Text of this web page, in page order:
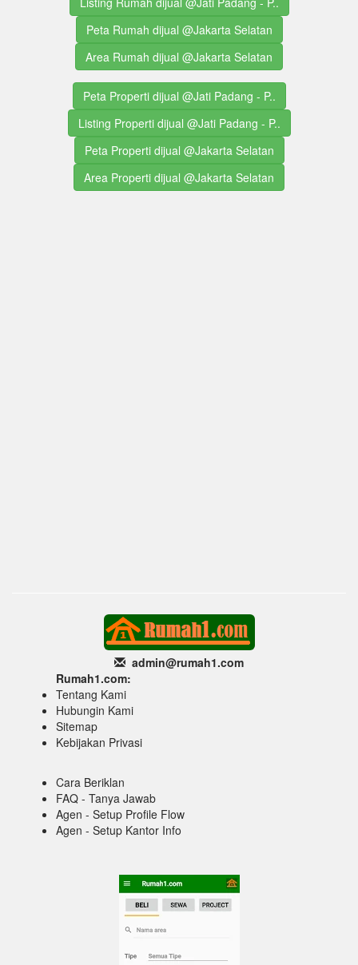
Peta Rumah dijual @Jakarta Selatan
Area Rumah dijual @Jakarta Selatan
Peta Properti dijual @Jati Padang - P..
Listing Properti dijual @Jati Padang - P..
Peta Properti dijual @Jakarta Selatan
Area Properti dijual @Jakarta Selatan
admin@rumah1.com
Rumah1.com:
Tentang Kami
Hubungin Kami
Sitemap
Kebijakan Privasi
Cara Beriklan
FAQ - Tanya Jawab
Agen - Setup Profile Flow
Agen - Setup Kantor Info